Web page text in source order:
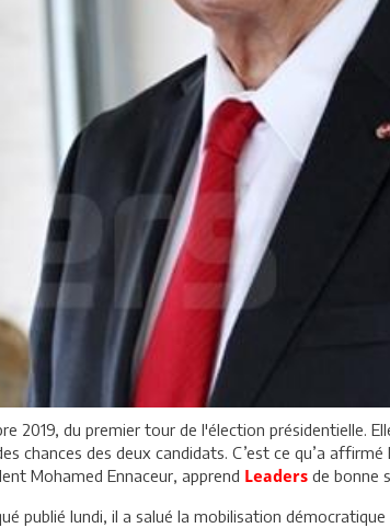
2019, du premier tour de l'élection présidentielle.
des deux candidats. C’est ce qu’a affirmé
Mohamed Ennaceur, apprend Leaders de bonne
publié lundi, il a salué la mobilisation